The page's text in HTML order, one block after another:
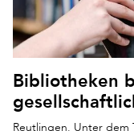
Bibliotheken
Reutlingen. Unter dem